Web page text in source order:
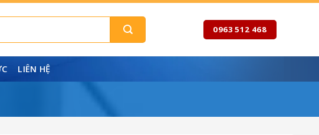
0963 512 468
LIÊN HỆ